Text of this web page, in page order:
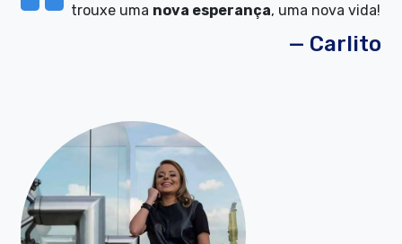
trouxe uma nova esperança, uma nova vida!
— Carlito